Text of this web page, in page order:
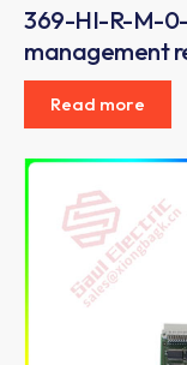
369-HI-R-M-
management
Read more